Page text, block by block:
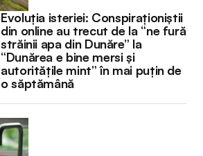
Evoluția isteriei: Conspiraționiștii
din online au trecut de la “ne fură
străinii apa din Dunăre” la
“Dunărea e bine mersi și
autoritățile mint” în mai puțin de
o săptămână